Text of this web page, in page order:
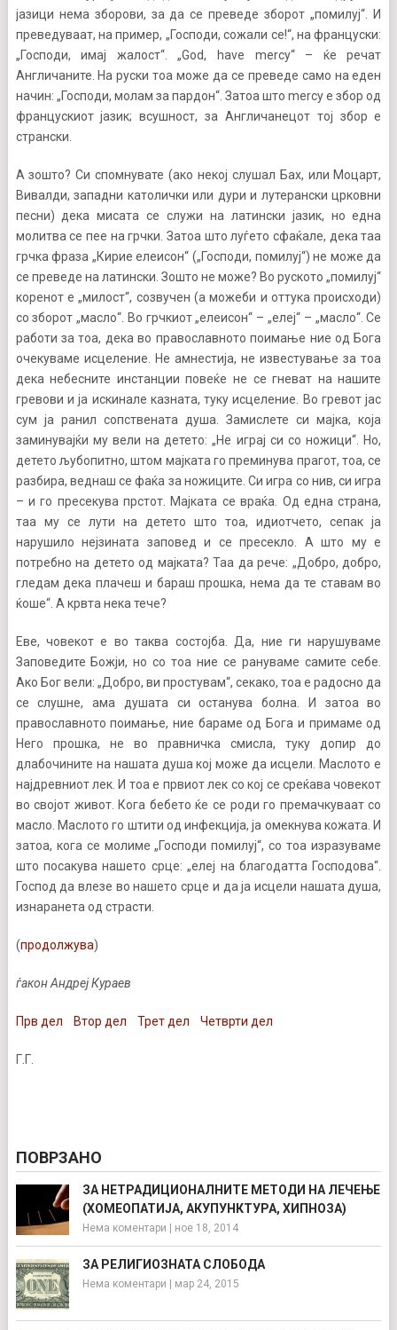
јазици нема зборови, за да се преведе зборот „помилуј“. И
преведуваат, на пример, „Господи, сожали се!“, на француски:
„Господи, имај жалост“. „God, have mercy“ – ќе речат
Англичаните. На руски тоа може да се преведе само на еден
начин: „Господи, молам за пардон“. Затоа што mercy е збор од
францускиот јазик; всушност, за Англичанецот тој збор е
странски.
А зошто? Си спомнувате (ако некој слушал Бах, или Моцарт,
Вивалди, западни католички или дури и лутерански црковни
песни) дека мисата се служи на латински јазик, но една
молитва се пее на грчки. Затоа што луѓето сфаќале, дека таа
грчка фраза „Кирие елеисон“ („Господи, помилуј“) не може да
се преведе на латински. Зошто не може? Во руското „помилуј“
коренот е „милост“, созвучен (а можеби и оттука происходи)
со зборот „масло“. Во грчкиот „елеисон“ – „елеј“ – „масло“. Се
работи за тоа, дека во православното поимање ние од Бога
очекуваме исцеление. Не амнестија, не известување за тоа
дека небесните инстанции повеќе не се гневат на нашите
гревови и ја искинале казната, туку исцеление. Во гревот јас
сум ја ранил сопствената душа. Замислете си мајка, која
заминувајќи му вели на детето: „Не играј си со ножици“. Но,
детето љубопитно, штом мајката го преминува прагот, тоа, се
разбира, веднаш се фаќа за ножиците. Си игра со нив, си игра
– и го пресекува прстот. Мајката се враќа. Од една страна,
таа му се лути на детето што тоа, идиотчето, сепак ја
нарушило нејзината заповед и се пресекло. А што му е
потребно на детето од мајката? Таа да рече: „Добро, добро,
гледам дека плачеш и бараш прошка, нема да те ставам во
ќоше“. А крвта нека тече?
Еве, човекот е во таква состојба. Да, ние ги нарушуваме
Заповедите Божји, но со тоа ние се рануваме самите себе.
Ако Бог вели: „Добро, ви простувам“, секако, тоа е радосно да
се слушне, ама душата си останува болна. И затоа во
православното поимање, ние бараме од Бога и примаме од
Него прошка, не во правничка смисла, туку допир до
длабочините на нашата душа кој може да исцели. Маслото е
најдревниот лек. И тоа е првиот лек со кој се среќава човекот
во својот живот. Кога бебето ќе се роди го премачкуваат со
масло. Маслото го штити од инфекција, ја омекнува кожата. И
затоа, кога се молиме „Господи помилуј“, со тоа изразуваме
што посакува нашето срце: „елеј на благодатта Господова“.
Господ да влезе во нашето срце и да ја исцели нашата душа,
изнаранета од страсти.
(продолжува)
ѓакон Андреј Кураев
Прв дел Втор дел Трет дел Четврти дел
Г.Г.
ПОВРЗАНО
ЗА НЕТРАДИЦИОНАЛНИТЕ МЕТОДИ НА ЛЕЧЕЊЕ
(ХОМЕОПАТИЈА, АКУПУНКТУРА, ХИПНОЗА)
Нема коментари | ное 18, 2014
ЗА РЕЛИГИОЗНАТА СЛОБОДА
Нема коментари | мар 24, 2015